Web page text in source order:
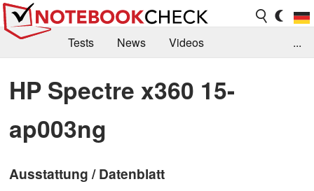
Tests News
Videos
Kaufberatung
Deals Suche
Jobs
Forum
...
HP Spectre x360 15-
ap003ng
Ausstattung / Datenblatt